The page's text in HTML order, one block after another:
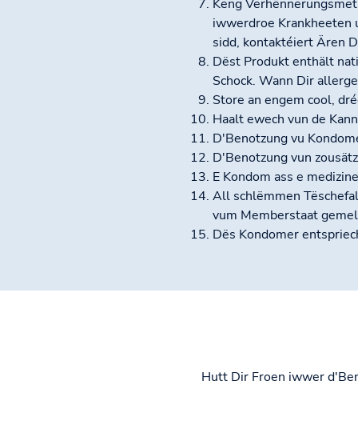
Keng
iwwerdroe Krankheeten
sidd, kontaktéiert Ären
Dëst Produkt enthält
Schock. Wann Dir
Store an engem cool,
Haalt ewech vun de
D'Benotzung vu
D'Benotzung vun
E Kondom ass e
All schlëmmen
vum Memberstaat
Dës Kondomer
Hutt Dir Froen iwwer